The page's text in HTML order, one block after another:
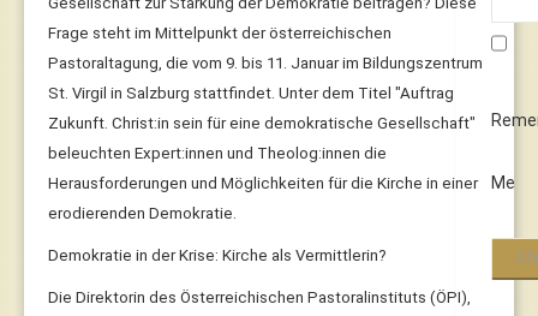
Me
Frage steht im Mittelpunkt der österreichischen
Pastoraltagung, die vom 9. bis 11. Januar im Bildungszentrum
St. Virgil in Salzburg stattfindet. Unter dem Titel "Auftrag
Zukunft. Christ:in sein für eine demokratische Gesellschaft"
beleuchten Expert:innen und Theolog:innen die
Herausforderungen und Möglichkeiten für die Kirche in einer
erodierenden Demokratie.
Demokratie in der Krise: Kirche als Vermittlerin?
Die Direktorin des Österreichischen Pastoralinstituts (ÖPI),